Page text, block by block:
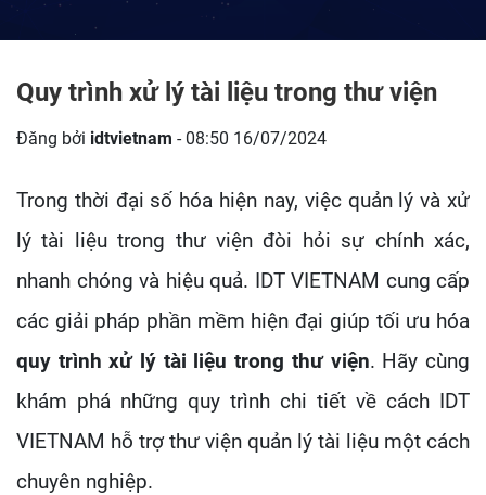
Quy trình xử lý tài liệu trong thư viện
Đăng bởi idtvietnam - 08:50 16/07/2024
Trong thời đại số hóa hiện nay, việc quản lý và xử
lý tài liệu trong thư viện đòi hỏi sự chính xác,
nhanh chóng và hiệu quả. IDT VIETNAM cung cấp
các giải pháp phần mềm hiện đại giúp tối ưu hóa
quy trình xử lý tài liệu trong thư viện. Hãy cùng
khám phá những quy trình chi tiết về cách IDT
VIETNAM hỗ trợ thư viện quản lý tài liệu một cách
chuyên nghiệp.